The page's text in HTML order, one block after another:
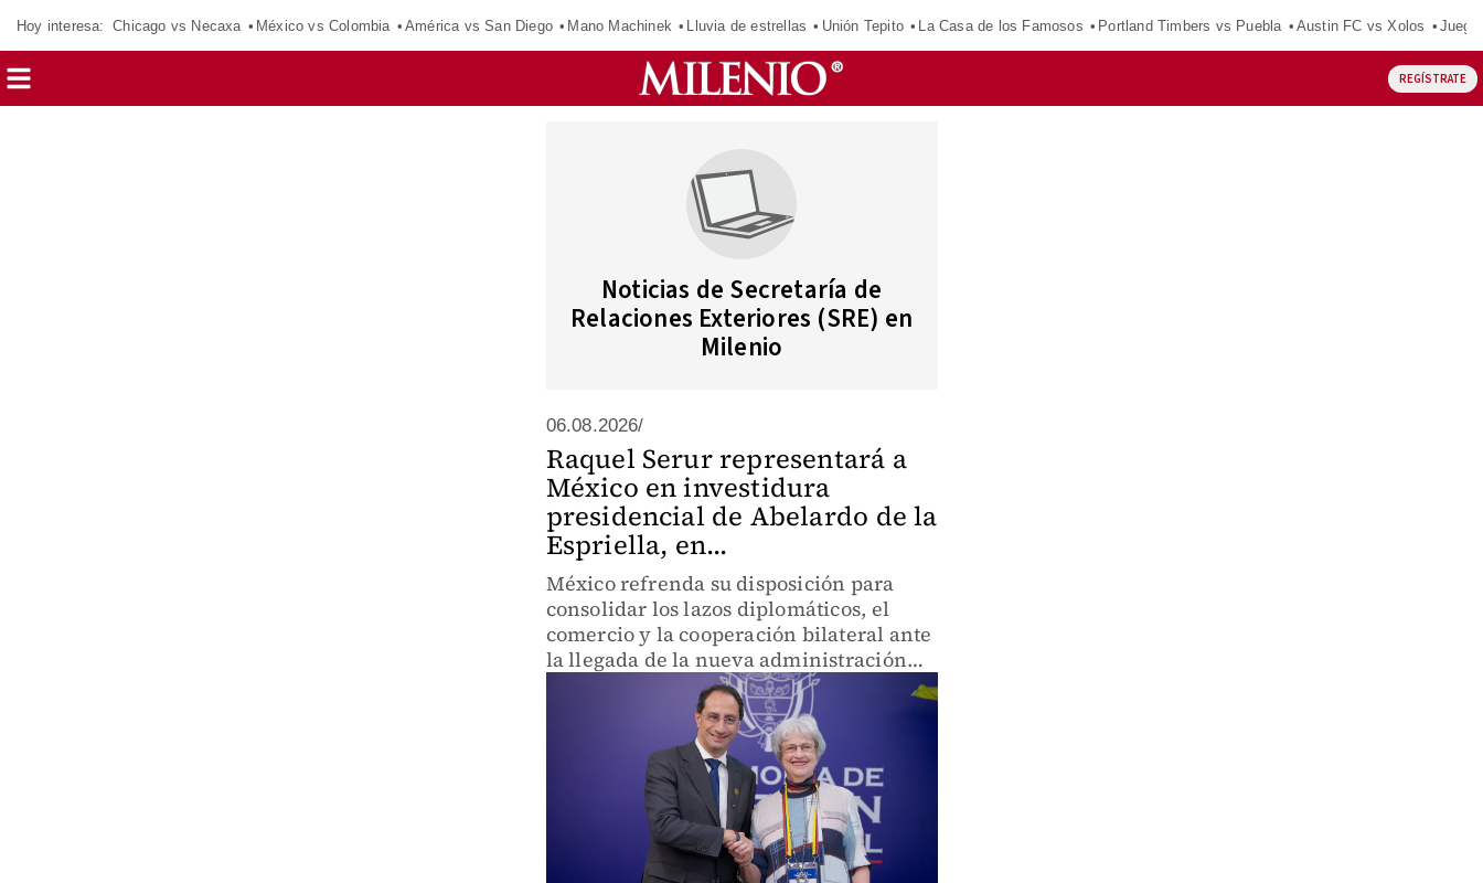
Hoy interesa: Chicago vs Necaxa México vs Colombia América vs San Diego Mano Machinek Lluvia de estrellas Unión Tepito La Casa de los Famosos Portland Timbers vs Puebla Austin FC vs Xolos
REGÍSTRATE
Noticias de Secretaría de
Relaciones Exteriores (SRE) en
Milenio
06.08.2026/
Raquel Serur representará a
México en investidura
presidencial de Abelardo de la
Espriella, en...
México refrenda su disposición para
consolidar los lazos diplomáticos, el
comercio y la cooperación bilateral ante
la llegada de la nueva administración